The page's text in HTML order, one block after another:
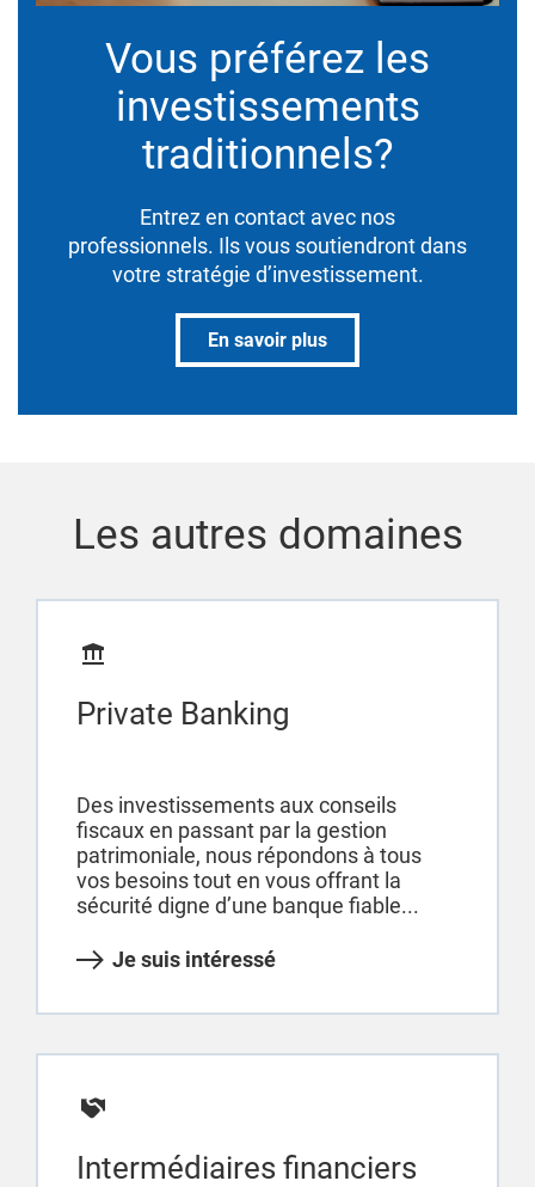
Vous préférez les
investissements
traditionnels?
Entrez en contact avec nos
professionnels. Ils vous soutiendront dans
votre stratégie d’investissement.
En savoir plus
Les autres domaines
Private Banking
Des investissements aux conseils
fiscaux en passant par la gestion
patrimoniale, nous répondons à tous
vos besoins tout en vous offrant la
sécurité digne d’une banque fiable...
Je suis intéressé
Intermédiaires financiers